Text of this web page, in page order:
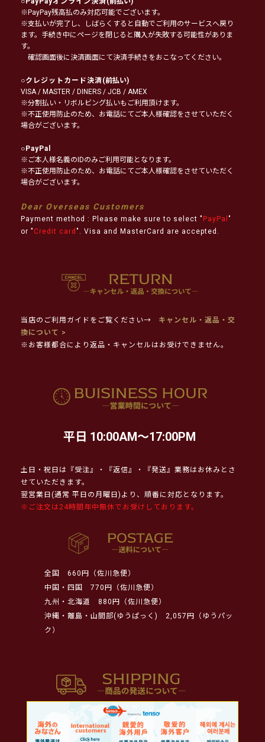
※PayPay残高払のみ対応可能でございます。
※支払いが完了し、しばらくすると自動でご利用のサービスへ戻り
ます。手続き中にページを閉じると購入が失敗する可能性がありま
す。
確認画面後に決済画面にて決済手続きをおこなってください。
○クレジットカード決済(前払い)
VISA / MASTER / DINERS / JCB / AMEX
※分割払い・リボルビング払いもご利用頂けます。
※不正使用防止のため、お電話にてご本人様確認をさせていただく
場合がございます。
○PayPal
※ご本人様名義のIDのみご利用可能となります。
※不正使用防止のため、お電話にてご本人様確認をさせていただく
場合がございます。
Dear Overseas Customers
Payment method : Please make sure to select " PayPal "
or " Credit card ". Visa and MasterCard are accepted.
当店のご利用ガイドをご覧ください→
キャンセル・返品・交
換について >
※お客様都合により返品・キャンセルはお受けできません。
平日 10:00AM～17:00PM
土日・祝日は『受注』・『返信』・『発送』業務はお休みとさ
せていただきます。
翌営業日(通常 平日の月曜日)より、順番に対応となります。
※ご注文は24時間年中無休でお受けしております。
全国
660円（佐川急便）
中国・四国
770円（佐川急便）
九州・北海道
880円（佐川急便）
沖縄・離島・山間部(ゆうぱっく)
2,057円（ゆうパッ
ク）